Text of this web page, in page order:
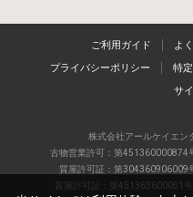
ご利用ガイド よ
プライバシーポリシー 特
サ
株式会社アールケイエン
古物営業許可：第451360000874
質屋許可証：第304360906009
質屋許可証：第451363600051号